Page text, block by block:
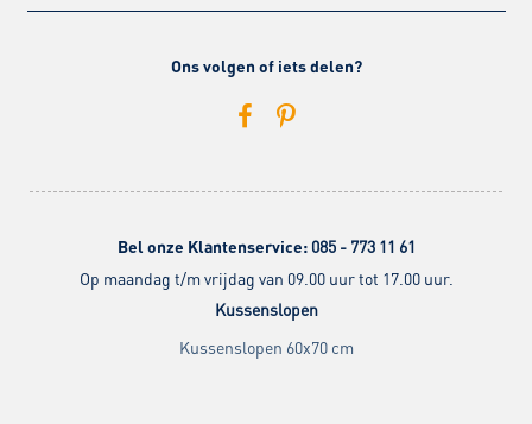
Ons volgen of iets delen?
Bel onze Klantenservice: 085 - 773 11 61
Op maandag t/m vrijdag van 09.00 uur tot 17.00 uur.
Kussenslopen
Kussenslopen 60x70 cm